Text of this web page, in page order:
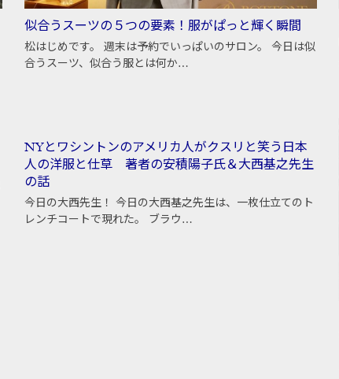
似合うスーツの５つの要素！服がぱっと輝く瞬間
松はじめです。 週末は予約でいっぱいのサロン。 今日は似
合うスーツ、似合う服とは何か…
NYとワシントンのアメリカ人がクスリと笑う日本
人の洋服と仕草 著者の安積陽子氏＆大西基之先生
の話
今日の大西先生！ 今日の大西基之先生は、一枚仕立てのト
レンチコートで現れた。 ブラウ…